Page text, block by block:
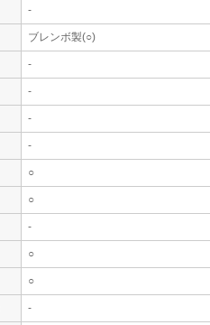
-
ブレンボ製(○)
-
-
-
-
○
○
-
○
○
-